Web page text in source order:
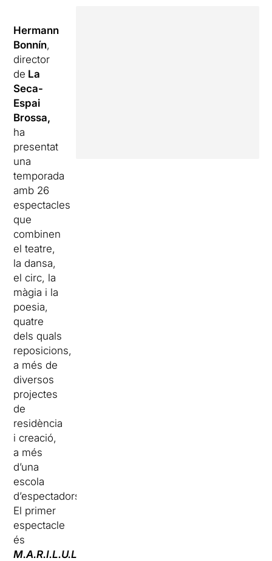
Hermann
Bonnín,
director
de La
Seca-
Espai
Brossa,
ha
presentat
una
temporada
amb 26
espectacles
que
combinen
el teatre,
la dansa,
el circ, la
màgia i la
poesia,
quatre
dels quals
reposicions,
a més de
diversos
projectes
de
residència
i creació,
a més
d’una
escola
d’espectadors.
El primer
espectacle
és
M.A.R.I.L.U.L.A